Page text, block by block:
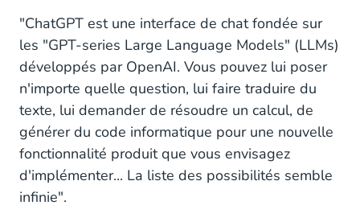
ChatGPT vs IA Conversationnelle
Quelle est la Différence entre ChatGPT et
Conversational AI Cloud ?
Les Cibles et les Cas d'Usage des deux
Solutions sont donc bien Différents ?
CM.com & ChatGPT
Quel rôle peut jouer ChatGPT dans le
"ChatGPT est une interface de chat fondée sur
les "GPT-series Large Language Models" (LLMs)
développés par OpenAI. Vous pouvez lui poser
n'importe quelle question, lui faire traduire du
texte, lui demander de résoudre un calcul, de
générer du code informatique pour une nouvelle
fonctionnalité produit que vous envisagez
d'implémenter... La liste des possibilités semble
infinie".